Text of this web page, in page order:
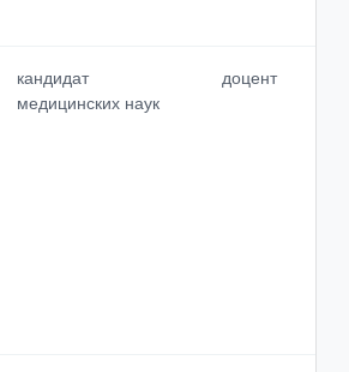
кандидат
медицинских наук
доцент